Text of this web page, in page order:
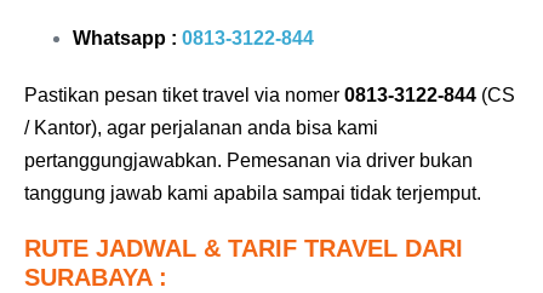
Whatsapp : 0813-3122-844
Pastikan pesan tiket travel via nomer 0813-3122-844 (CS
/ Kantor), agar perjalanan anda bisa kami
pertanggungjawabkan. Pemesanan via driver bukan
tanggung jawab kami apabila sampai tidak terjemput.
RUTE JADWAL & TARIF TRAVEL DARI
SURABAYA :